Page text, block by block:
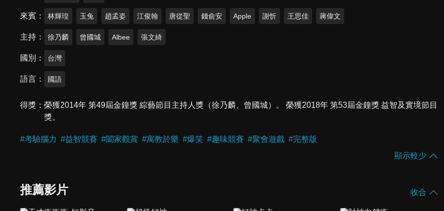
來賓 林輝瑝 玉兔 趙孟姿 江俊翰 唐從聖 錢俞安 Apple 謝忻 王思佳 蔣偉文
主持 徐乃麟 曾國城 Albee 張文綺
國別 台灣
語言 國語
得獎
榮獲2014年 第49屆金鐘獎 綜藝節目主持人獎（徐乃麟、曾國城）。 榮獲2018年 第53屆金鐘獎 益智及實境節目
獎。
#考驗腦力 #益智競賽 #闔家觀賞 #寓教於樂 #爆笑 #趣味競賽 #聚會遊戲 #完整版
顯示較少
推薦影片 收合